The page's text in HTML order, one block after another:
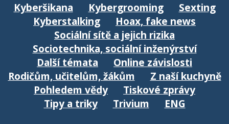
Kyberšikana Kybergrooming
Sexting
Kyberstalking
Hoax, fake news
Sociální sítě a jejich rizika
Sociotechnika, sociální inženýrství
Další témata
Online závislosti
Rodičům, učitelům, žákům
Z naší kuchyně
Pohledem vědy
Tiskové zprávy
Tipy a triky
Trivium ENG